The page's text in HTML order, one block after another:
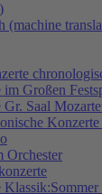
(machine
im Großen
Gr. Saal
Orchester
Klassik:Sommer